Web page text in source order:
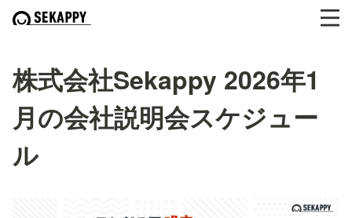
株式会社Sekappy 2026年1
月の会社説明会スケジュー
ル